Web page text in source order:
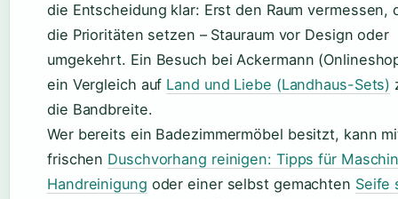
die Entscheidung klar: Erst den Raum vermessen,
die Prioritäten setzen – Stauraum vor Design oder
umgekehrt. Ein Besuch bei Ackermann
ein Vergleich auf Land und Liebe (Landhaus-Sets)
die Bandbreite.
Wer bereits ein Badezimmermöbel besitzt, kann
frischen Duschvorhang reinigen: Tipps für
Handreinigung oder einer selbst gemachten Seife